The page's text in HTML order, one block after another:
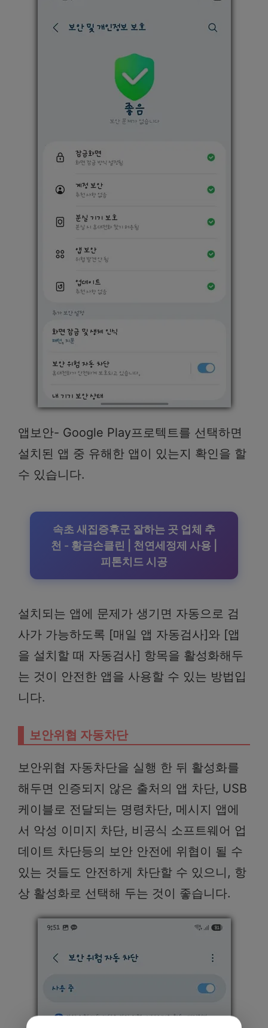
앱보안- Google Play프로텍트를 선택하면
설치된 앱 중 유해한 앱이 있는지 확인을 할
수 있습니다.
속초 새집증후군 잘하는 곳 업체 추
천 - 황금손클린 | 천연세정제 사용 |
피톤치드 시공
설치되는 앱에 문제가 생기면 자동으로 검
사가 가능하도록 [매일 앱 자동검사]와 [앱
을 설치할 때 자동검사] 항목을 활성화해두
는 것이 안전한 앱을 사용할 수 있는 방법입
니다.
보안위협 자동차단
보안위협 자동차단을 실행 한 뒤 활성화를
해두면 인증되지 않은 출처의 앱 차단, USB
케이블로 전달되는 명령차단, 메시지 앱에
서 악성 이미지 차단, 비공식 소프트웨어 업
데이트 차단등의 보안 안전에 위협이 될 수
있는 것들도 안전하게 차단할 수 있으니, 항
상 활성화로 선택해 두는 것이 좋습니다.